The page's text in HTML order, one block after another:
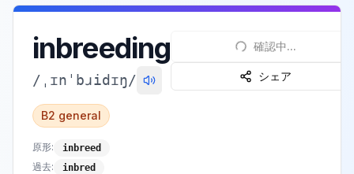
inbreeding
/ ˌɪnˈbɹidɪŋ/
B2 general
原形: inbreed
過去: inbred
確認中...
シェア